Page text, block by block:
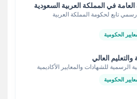
العامة في المملكة العربية السعودية
تابع لحكومة المملكة العربية
الحكومية
والتعليم العالي
الرسمية للشهادات والمعايير الأكاديمية
الحكومية